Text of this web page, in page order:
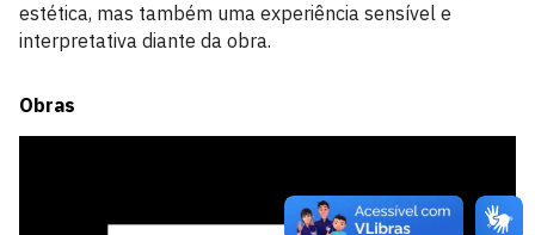
estética, mas também uma experiência sensível e
interpretativa diante da obra.
Obras